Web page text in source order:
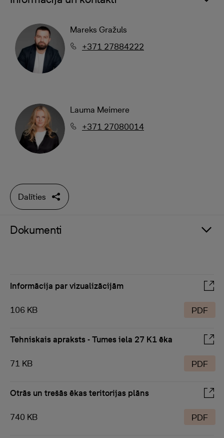
Mareks Gražuls
+371 27884222
Lauma Meimere
+371 27080014
Dalīties
Dokumenti
Informācija par vizualizācijām
106 KB PDF
Tehniskais apraksts - Tumes iela 27 K1 ēka
71 KB PDF
Otrās un trešās ēkas teritorijas plāns
740 KB PDF